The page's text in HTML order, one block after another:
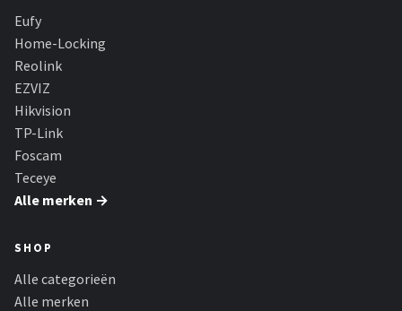
Eufy
Home-Locking
Reolink
EZVIZ
Hikvision
TP-Link
Foscam
Teceye
Alle merken →
SHOP
Alle categorieën
Alle merken